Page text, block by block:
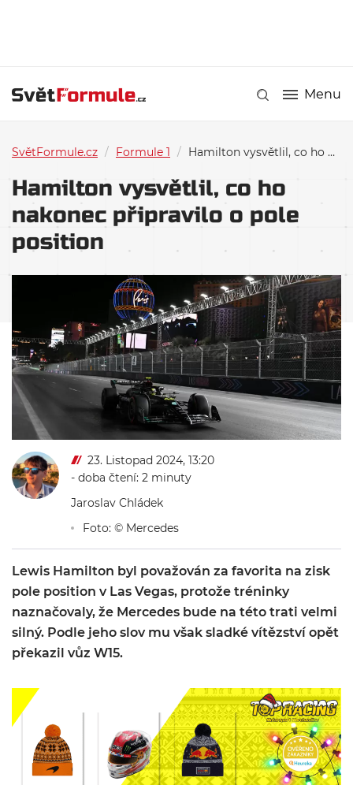
Menu
SvětFormule.cz / Formule 1 / Hamilton vysvětlil, co ho nakonec připravilo o pole position
Hamilton vysvětlil, co ho
nakonec připravilo o pole
position
23. Listopad 2024, 13:20
- doba čtení: 2 minuty
Jaroslav Chládek
Foto: © Mercedes
Lewis Hamilton byl považován za favorita na zisk
pole position v Las Vegas, protože tréninky
naznačovaly, že Mercedes bude na této trati velmi
silný. Podle jeho slov mu však sladké vítězství opět
překazil vůz W15.